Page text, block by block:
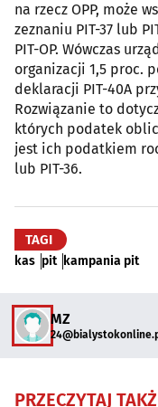
na rzecz OPP, może
zeznaniu PIT-37 lub
PIT-OP. Wówczas
organizacji 1,5 proc.
deklaracji PIT-40A
Rozwiązanie to
których podatek
jest ich podatkiem
lub PIT-36.
TAGI
kas pit kampania pit
MZ
PRZECZYTAJ